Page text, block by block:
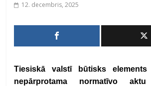
12. decembris, 2025
Tiesiskā valstī būtisks
nepārprotama normatīvo aktu